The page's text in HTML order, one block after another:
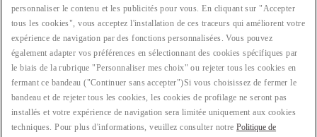
LEGAL/PRIVACY
PAYS : FR
personnaliser le contenu et les publicités pour vous. En cliquant sur "Accepter
tous les cookies", vous acceptez l'installation de ces traceurs qui améliorent votre
expérience de navigation par des fonctions personnalisées. Vous pouvez
également adapter vos préférences en sélectionnant des cookies spécifiques par
le biais de la rubrique "Personnaliser mes choix" ou rejeter tous les cookies en
fermant ce bandeau ("Continuer sans accepter")​ Si vous choisissez de fermer le
bandeau et de rejeter tous les cookies, les cookies de profilage ne seront pas
installés et votre expérience de navigation sera limitée uniquement aux cookies
techniques. Pour plus d'informations, veuillez consulter notrePolitique de